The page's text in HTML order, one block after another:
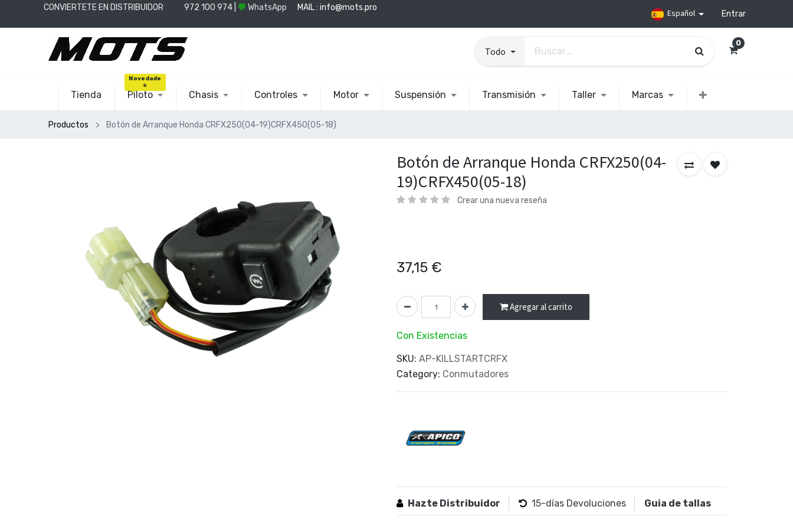
CONVIERTETE EN DISTRIBUIDOR 972 100 974 | 💬 WhatsApp MAIL :info@mots.pro
Español Entrar
Todo
0
Tienda Piloto
Novedade
s
Chasis Controles Motor Suspensión Transmisión Taller Marcas
Productos Botón de Arranque Honda CRFX250(04-19)CRFX450(05-18)
Botón de Arranque Honda CRFX250(04-
19)CRFX450(05-18)
Crear una nueva reseña
37,15 €
Agregar al carrito
Con Existencias
SKU: AP-KILLSTARTCRFX
Category: Conmutadores
Hazte Distribuidor 15-días Devoluciones Guia de tallas